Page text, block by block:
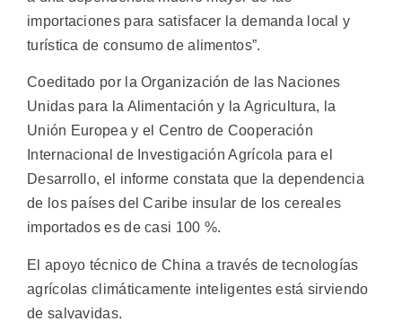
importaciones para satisfacer la demanda local y
turística de consumo de alimentos”.
Coeditado por la Organización de las Naciones
Unidas para la Alimentación y la Agricultura, la
Unión Europea y el Centro de Cooperación
Internacional de Investigación Agrícola para el
Desarrollo, el informe constata que la dependencia
de los países del Caribe insular de los cereales
importados es de casi 100 %.
El apoyo técnico de China a través de tecnologías
agrícolas climáticamente inteligentes está sirviendo
de salvavidas.